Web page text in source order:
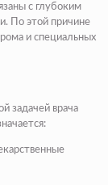
с глубоким
По этой причине
и специальных
задачей врача